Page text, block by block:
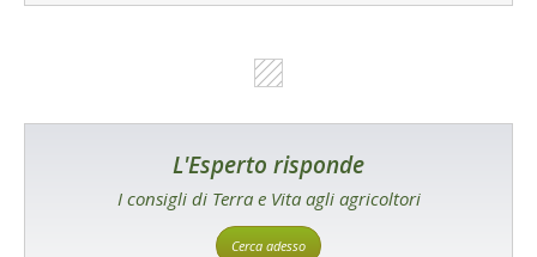
L'Esperto risponde
I consigli di Terra e Vita agli agricoltori
Cerca adesso